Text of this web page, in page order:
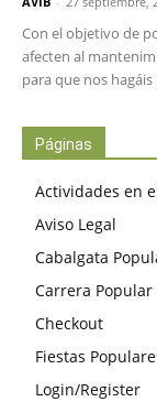
Con el objetivo de
afecten al
para que nos hagáis
Páginas
Actividades en
Aviso Legal
Cabalgata
Carrera
Checkout
Fiestas
Login/Register